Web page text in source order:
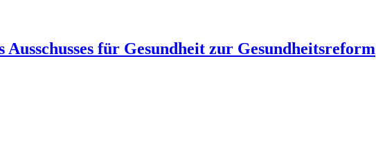
für Gesundheit zur Gesundheitsreform